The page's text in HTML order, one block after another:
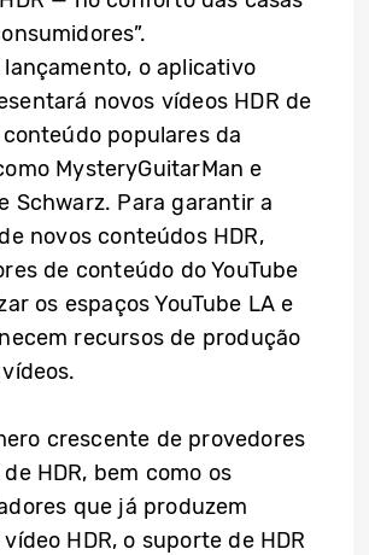
o aplicativo
novos vídeos HDR de
populares da
MysteryGuitarMan e
Schwarz. Para garantir a
novos conteúdos HDR,
de conteúdo do YouTube
os espaços YouTube LA e
recursos de produção
crescente de provedores
HDR, bem como os
que já produzem
HDR, o suporte de HDR